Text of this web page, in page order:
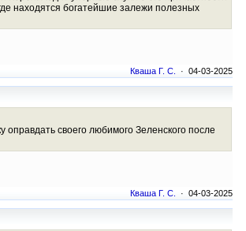
находятся богатейшие залежи полезных
Кваша Г. С. · 04-03-2025
своего любимого Зеленского после
Кваша Г. С. · 04-03-2025